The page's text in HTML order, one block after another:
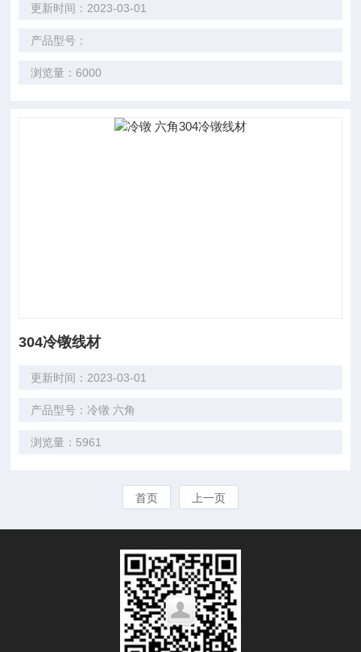
更新时间：2023-03-01
产品型号：
浏览量：6000
304冷镦线材
更新时间：2023-03-01
产品型号：冷镦 六角
浏览量：5961
首页 上一页